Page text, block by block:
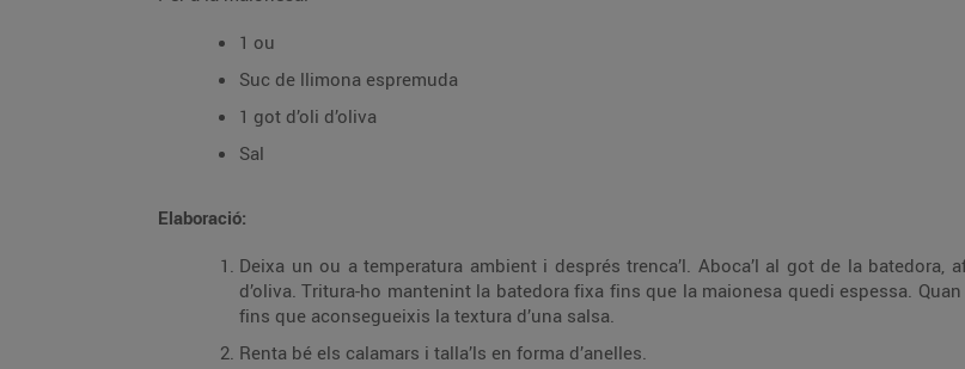
1 ou
Suc de llimona espremuda
1 got d’oli d’oliva
Sal
Elaboració:
Deixa un ou a temperatura ambient i després trenca’l. Aboca’l al got de la
d’oliva. Tritura-ho mantenint la batedora fixa fins que la maionesa quedi espessa.
fins que aconsegueixis la textura d’una salsa.
Renta bé els calamars i talla’ls en forma d’anelles.